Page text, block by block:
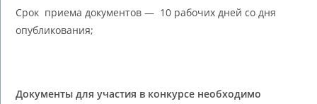
Срок приема документов — 10 рабочих дней со дня
опубликования;
Документы для участия в конкурсе необходимо